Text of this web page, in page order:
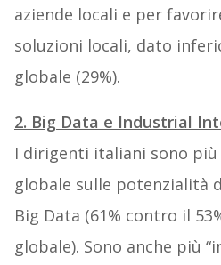
aziende locali e per
soluzioni locali, dato
globale (29%).
2. Big Data e Industrial
I dirigenti italiani sono
globale sulle potenzialità
Big Data (61% contro il
globale). Sono anche più